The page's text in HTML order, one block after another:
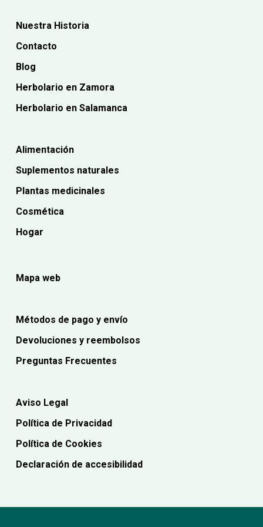
Nuestra Historia
Contacto
Blog
Herbolario en Zamora
Herbolario en Salamanca
Alimentación
Suplementos naturales
Plantas medicinales
Cosmética
Hogar
Mapa web
Métodos de pago y envío
Devoluciones y reembolsos
Preguntas Frecuentes
Aviso Legal
Política de Privacidad
Política de Cookies
Declaración de accesibilidad